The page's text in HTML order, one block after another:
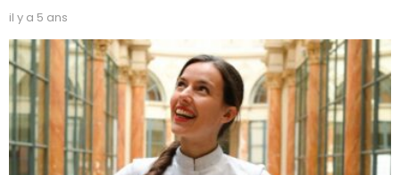
il y a 5 ans